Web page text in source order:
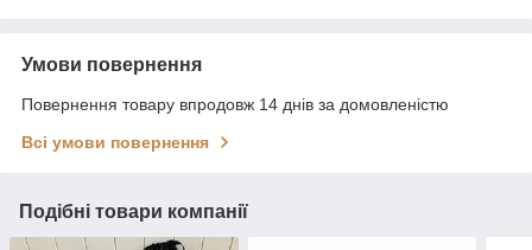
Умови повернення
Повернення товару впродовж 14 днів за домовленістю
Всі умови повернення
Подібні товари компанії